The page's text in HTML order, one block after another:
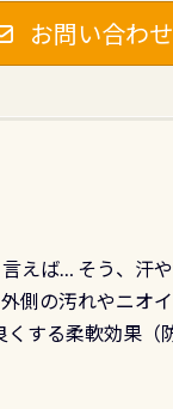
お問い合わ
えば… そう、汗
側の汚れやニオ
する柔軟効果（